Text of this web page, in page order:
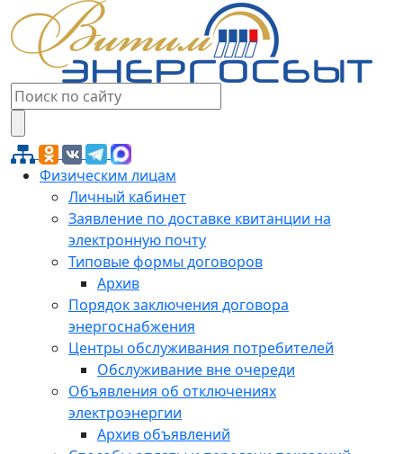
Физическим лицам
Личный кабинет
Заявление по доставке квитанции на
электронную почту
Типовые формы договоров
Архив
Порядок заключения договора
энергоснабжения
Центры обслуживания потребителей
Обслуживание вне очереди
Объявления об отключениях
электроэнергии
Архив объявлений